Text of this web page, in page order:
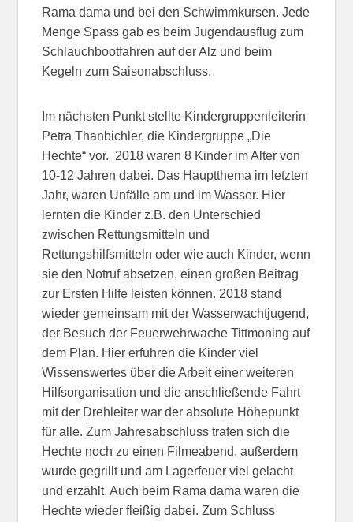
Rama dama und bei den Schwimmkursen. Jede
Menge Spass gab es beim Jugendausflug zum
Schlauchbootfahren auf der Alz und beim
Kegeln zum Saisonabschluss.
Im nächsten Punkt stellte Kindergruppenleiterin
Petra Thanbichler, die Kindergruppe „Die
Hechte“ vor. 2018 waren 8 Kinder im Alter von
10-12 Jahren dabei. Das Hauptthema im letzten
Jahr, waren Unfälle am und im Wasser. Hier
lernten die Kinder z.B. den Unterschied
zwischen Rettungsmitteln und
Rettungshilfsmitteln oder wie auch Kinder, wenn
sie den Notruf absetzen, einen großen Beitrag
zur Ersten Hilfe leisten können. 2018 stand
wieder gemeinsam mit der Wasserwachtjugend,
der Besuch der Feuerwehrwache Tittmoning auf
dem Plan. Hier erfuhren die Kinder viel
Wissenswertes über die Arbeit einer weiteren
Hilfsorganisation und die anschließende Fahrt
mit der Drehleiter war der absolute Höhepunkt
für alle. Zum Jahresabschluss trafen sich die
Hechte noch zu einen Filmeabend, außerdem
wurde gegrillt und am Lagerfeuer viel gelacht
und erzählt. Auch beim Rama dama waren die
Hechte wieder fleißig dabei. Zum Schluss